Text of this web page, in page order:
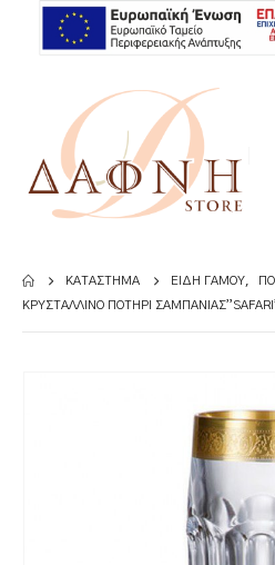
ΚΑΤΆΣΤΗΜΑ ΕΊΔΗ ΓΆΜΟΥ
ΚΡΥΣΤΑΛΛΙΝΟ ΠΟΤΗΡΙ